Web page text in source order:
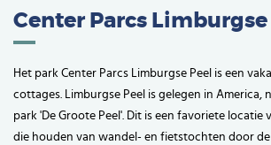
Center Parcs Limburgse
Het park Center Parcs Limburgse Peel is een
cottages. Limburgse Peel is gelegen in America,
park 'De Groote Peel'. Dit is een favoriete locatie
die houden van wandel- en fietstochten door